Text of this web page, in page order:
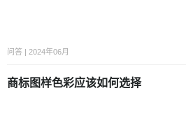
问答 | 2024年06月
商标图样色彩应该如何选择